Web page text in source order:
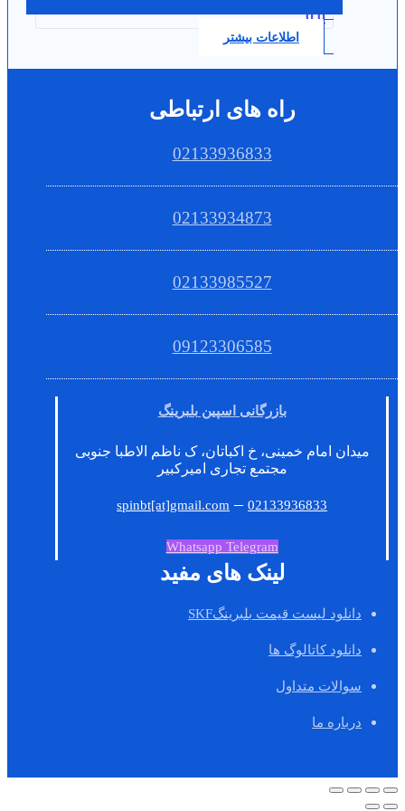
0.0
اطلاعات بیشتر
راه های ارتباطی
02133936833
02133934873
02133985527
09123306585
بازرگانی اسپین بلبرینگ
میدان امام خمینی، خ اکباتان، ک ناظم الاطبا جنوبی
مجتمع تجاری امیرکبیر
spinbt[at]gmail.com –02133936833
Whatsapp Telegram
لینک های مفید
دانلود لیست قیمت بلبرینگSKF
دانلود کاتالوگ ها
سوالات متداول
درباره ما